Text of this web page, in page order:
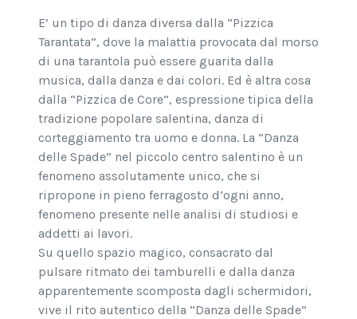
E’ un tipo di danza diversa dalla “Pizzica
Tarantata”, dove la malattia provocata dal morso
di una tarantola può essere guarita dalla
musica, dalla danza e dai colori. Ed è altra cosa
dalla “Pizzica de Core”, espressione tipica della
tradizione popolare salentina, danza di
corteggiamento tra uomo e donna. La “Danza
delle Spade” nel piccolo centro salentino è un
fenomeno assolutamente unico, che si
ripropone in pieno ferragosto d’ogni anno,
fenomeno presente nelle analisi di studiosi e
addetti ai lavori.
Su quello spazio magico, consacrato dal
pulsare ritmato dei tamburelli e dalla danza
apparentemente scomposta dagli schermidori,
vive il rito autentico della “Danza delle Spade”